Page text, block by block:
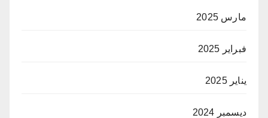
مارس 2025
فبراير 2025
يناير 2025
ديسمبر 2024